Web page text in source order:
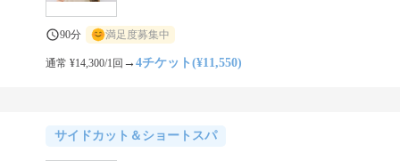
90分 満足度募集中
通常 ¥14,300/1回 →4チケット(¥11,550)
サイドカット＆ショートスパ